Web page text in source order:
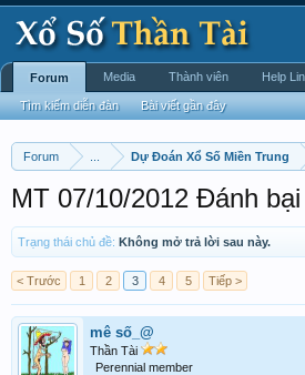
Forum Dự Đoán Xổ Số Miền Trung
MT 07/10/2012 Đánh
Trạng thái chủ đề: Không mở trả lời sau này.
< Trước 1 2 3 4 5 Tiếp >
mê số_@
Thần Tài
Perennial member
Forum
Tìm kiếm diễn đàn Bài viết gần đây
Media Thành viên Help